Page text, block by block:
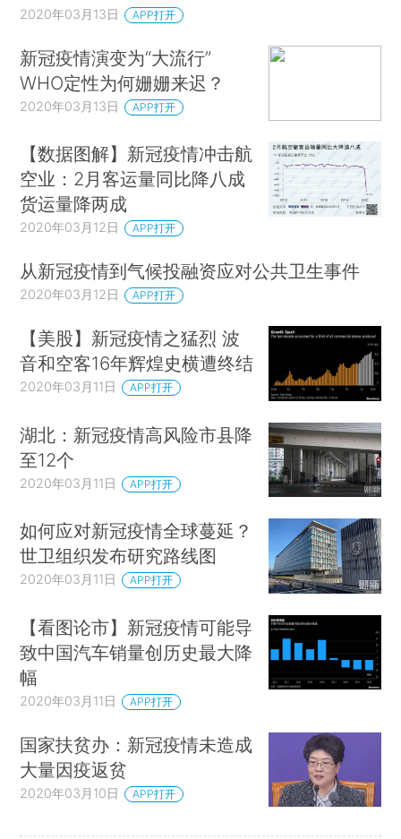
2020年03月13日 APP打开
新冠疫情演变为“大流行”
WHO定性为何姗姗来迟？
2020年03月13日 APP打开
【数据图解】新冠疫情冲击航
空业：2月客运量同比降八成
货运量降两成
2020年03月12日 APP打开
从新冠疫情到气候投融资应对公共卫生事件
2020年03月12日 APP打开
【美股】新冠疫情之猛烈 波
音和空客16年辉煌史横遭终结
2020年03月11日 APP打开
湖北：新冠疫情高风险市县降
至12个
2020年03月11日 APP打开
如何应对新冠疫情全球蔓延？
世卫组织发布研究路线图
2020年03月11日 APP打开
【看图论市】新冠疫情可能导
致中国汽车销量创历史最大降
幅
2020年03月11日 APP打开
国家扶贫办：新冠疫情未造成
大量因疫返贫
2020年03月10日 APP打开